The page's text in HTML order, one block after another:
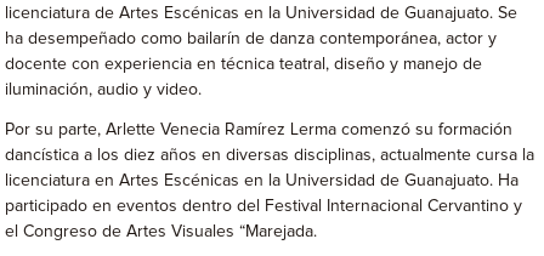
licenciatura de Artes Escénicas en la Universidad de Guanajuato. Se
ha desempeñado como bailarín de danza contemporánea, actor y
docente con experiencia en técnica teatral, diseño y manejo de
iluminación, audio y video.
Por su parte, Arlette Venecia Ramírez Lerma comenzó su formación
dancística a los diez años en diversas disciplinas, actualmente cursa la
licenciatura en Artes Escénicas en la Universidad de Guanajuato. Ha
participado en eventos dentro del Festival Internacional Cervantino y
el Congreso de Artes Visuales “Marejada.